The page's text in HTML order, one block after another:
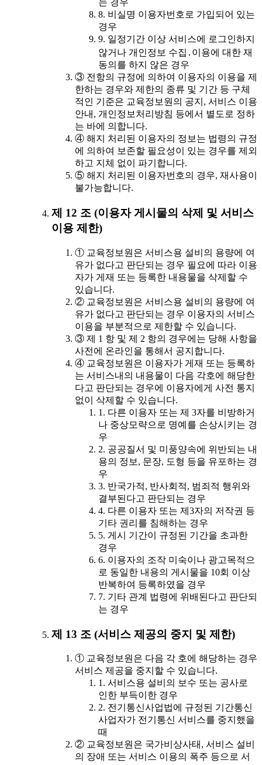
는 경우
8. 비실명 이용자번호로 가입되어 있는
경우
9. 일정기간 이상 서비스에 로그인하지
않거나 개인정보 수집․이용에 대한 재
동의를 하지 않은 경우
③ 전항의 규정에 의하여 이용자의 이용을 제
한하는 경우와 제한의 종류 및 기간 등 구체
적인 기준은 교육정보원의 공지, 서비스 이용
안내, 개인정보처리방침 등에서 별도로 정하
는 바에 의합니다.
④ 해지 처리된 이용자의 정보는 법령의 규정
에 의하여 보존할 필요성이 있는 경우를 제외
하고 지체 없이 파기합니다.
⑤ 해지 처리된 이용자번호의 경우, 재사용이
불가능합니다.
제 12 조 (이용자 게시물의 삭제 및 서비스
이용 제한)
① 교육정보원은 서비스용 설비의 용량에 여
유가 없다고 판단되는 경우 필요에 따라 이용
자가 게재 또는 등록한 내용물을 삭제할 수
있습니다.
② 교육정보원은 서비스용 설비의 용량에 여
유가 없다고 판단되는 경우 이용자의 서비스
이용을 부분적으로 제한할 수 있습니다.
③ 제 1 항 및 제 2 항의 경우에는 당해 사항을
사전에 온라인을 통해서 공지합니다.
④ 교육정보원은 이용자가 게재 또는 등록하
는 서비스내의 내용물이 다음 각호에 해당한
다고 판단되는 경우에 이용자에게 사전 통지
없이 삭제할 수 있습니다.
1. 다른 이용자 또는 제 3자를 비방하거
나 중상모략으로 명예를 손상시키는 경
우
2. 공공질서 및 미풍양속에 위반되는 내
용의 정보, 문장, 도형 등을 유포하는 경
우
3. 반국가적, 반사회적, 범죄적 행위와
결부된다고 판단되는 경우
4. 다른 이용자 또는 제3자의 저작권 등
기타 권리를 침해하는 경우
5. 게시 기간이 규정된 기간을 초과한
경우
6. 이용자의 조작 미숙이나 광고목적으
로 동일한 내용의 게시물을 10회 이상
반복하여 등록하였을 경우
7. 기타 관계 법령에 위배된다고 판단되
는 경우
제 13 조 (서비스 제공의 중지 및 제한)
① 교육정보원은 다음 각 호에 해당하는 경우
서비스 제공을 중지할 수 있습니다.
1. 서비스용 설비의 보수 또는 공사로
인한 부득이한 경우
2. 전기통신사업법에 규정된 기간통신
사업자가 전기통신 서비스를 중지했을
때
② 교육정보원은 국가비상사태, 서비스 설비
의 장애 또는 서비스 이용의 폭주 등으로 서